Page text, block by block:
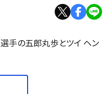
手の五郎丸歩とツイ ヘン